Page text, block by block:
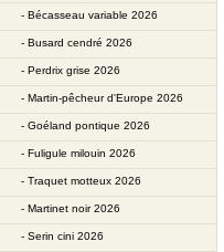
- Bécasseau variable 2026
- Busard cendré 2026
- Perdrix grise 2026
- Martin-pêcheur d'Europe 2026
- Goéland pontique 2026
- Fuligule milouin 2026
- Traquet motteux 2026
- Martinet noir 2026
- Serin cini 2026